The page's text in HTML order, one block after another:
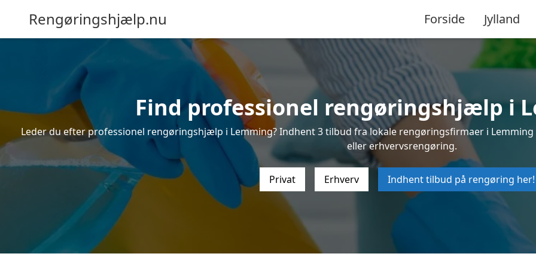
Rengøringshjælp.nu Forside Jylland
Find professionel rengøringshjælp i
Leder du efter professionel rengøringshjælp i Lemming? Indhent 3 tilbud fra lokale rengøringsfirmaer i
eller erhvervsrengøring.
Privat Erhverv Indhent tilbud på rengøring her!